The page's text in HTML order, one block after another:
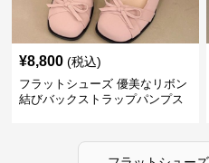
¥8,800 (税込)
フラットシューズ 優美なリボン
結びバックストラップパンプス